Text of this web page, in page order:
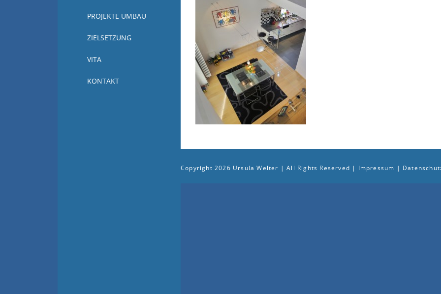
PROJEKTE UMBAU
ZIELSETZUNG
VITA
KONTAKT
Copyright 2026 Ursula Welter | All Rights Reserved | Impressum |